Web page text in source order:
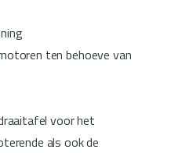
ten behoeve van
voor het
als ook de